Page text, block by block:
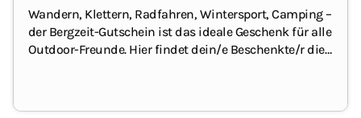
Wandern, Klettern, Radfahren, Wintersport, Camping –
der Bergzeit-Gutschein ist das ideale Geschenk für alle
Outdoor-Freunde. Hier findet dein/e Beschenkte/r die